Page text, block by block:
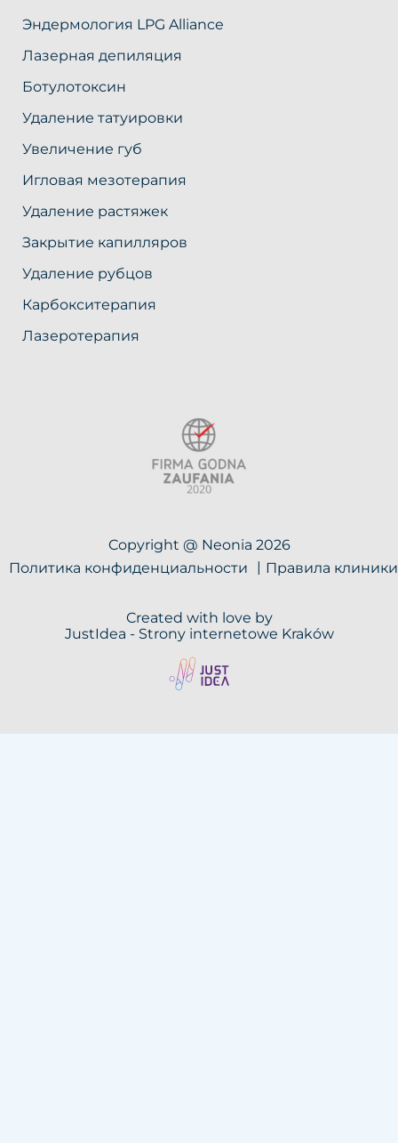
Эндермология LPG Alliance
Лазерная депиляция
Ботулотоксин
Удаление татуировки
Увеличение губ
Игловая мезотерапия
Удаление растяжек
Закрытие капилляров
Удаление рубцов
Карбокситерапия
Лазеротерапия
Copyright @ Neonia 2026
Политика конфиденциальности
Правила клиники
Created with love by
JustIdea - Strony internetowe Kraków